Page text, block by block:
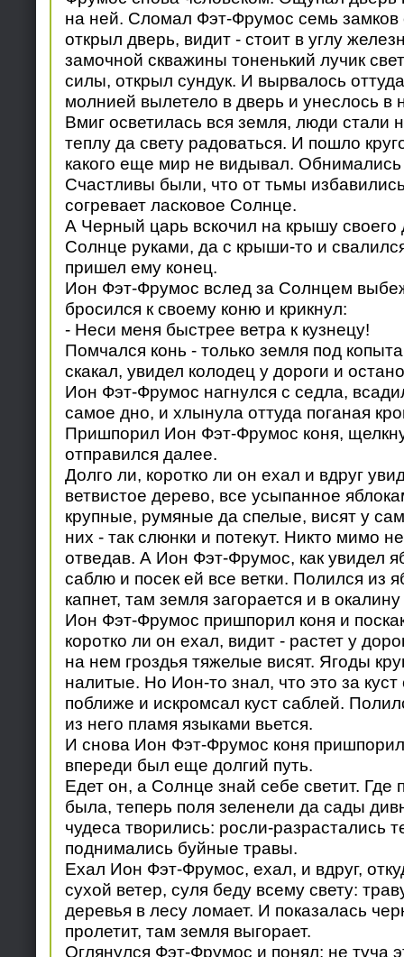
на ней. Сломал Фэт-Фрумос семь замков
открыл дверь, видит - стоит в углу
замочной скважины тоненький лучик
силы, открыл сундук. И вырвалось
молнией вылетело в дверь и унеслось в
Вмиг осветилась вся земля, люди стали
теплу да свету радоваться. И пошло
какого еще мир не видывал.
Счастливы были, что от тьмы
согревает ласковое Солнце.
А Черный царь вскочил на крышу своего
Солнце руками, да с крыши-то и
пришел ему конец.
Ион Фэт-Фрумос вслед за Солнцем
бросился к своему коню и крикнул:
- Неси меня быстрее ветра к кузнецу!
Помчался конь - только земля под
скакал, увидел колодец у дороги и
Ион Фэт-Фрумос нагнулся с седла,
самое дно, и хлынула оттуда поганая
Пришпорил Ион Фэт-Фрумос коня,
отправился далее.
Долго ли, коротко ли он ехал и вдруг
ветвистое дерево, все усыпанное
крупные, румяные да спелые, висят у
них - так слюнки и потекут. Никто мимо
отведав. А Ион Фэт-Фрумос, как увидел
саблю и посек ей все ветки. Полился из
капнет, там земля загорается и в
Ион Фэт-Фрумос пришпорил коня и
коротко ли он ехал, видит - растет у
на нем гроздья тяжелые висят. Ягоды
налитые. Но Ион-то знал, что это за
поближе и искромсал куст саблей.
из него пламя языками вьется.
И снова Ион Фэт-Фрумос коня
впереди был еще долгий путь.
Едет он, а Солнце знай себе светит. Где
была, теперь поля зеленели да сады
чудеса творились: росли-разрастались
поднимались буйные травы.
Ехал Ион Фэт-Фрумос, ехал, и вдруг,
сухой ветер, суля беду всему свету:
деревья в лесу ломает. И показалась
пролетит, там земля выгорает.
Оглянулся Фэт-Фрумос и понял: не туча